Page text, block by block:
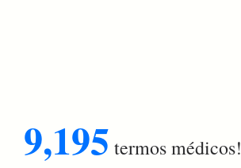
9,195 termos médicos!